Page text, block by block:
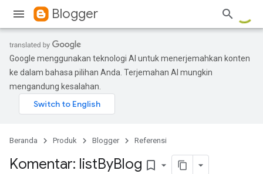
Blogger
Google menggunakan teknologi AI untuk menerjemahkan konten
ke dalam bahasa pilihan Anda. Terjemahan AI mungkin
mengandung kesalahan.
Beranda Produk Blogger Referensi
Komentar: listByBlog bookmark_border